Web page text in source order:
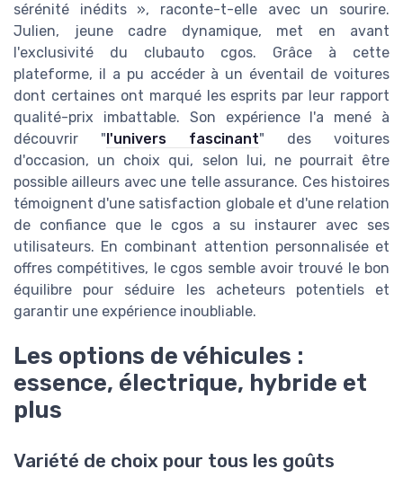
sérénité inédits », raconte-t-elle avec un sourire.
Julien, jeune cadre dynamique, met en avant
l'exclusivité du clubauto cgos. Grâce à cette
plateforme, il a pu accéder à un éventail de voitures
dont certaines ont marqué les esprits par leur rapport
qualité-prix imbattable. Son expérience l'a mené à
découvrir " l'univers fascinant" des voitures
d'occasion, un choix qui, selon lui, ne pourrait être
possible ailleurs avec une telle assurance. Ces histoires
témoignent d'une satisfaction globale et d'une relation
de confiance que le cgos a su instaurer avec ses
utilisateurs. En combinant attention personnalisée et
offres compétitives, le cgos semble avoir trouvé le bon
équilibre pour séduire les acheteurs potentiels et
garantir une expérience inoubliable.
Les options de véhicules :
essence, électrique, hybride et
plus
Variété de choix pour tous les goûts